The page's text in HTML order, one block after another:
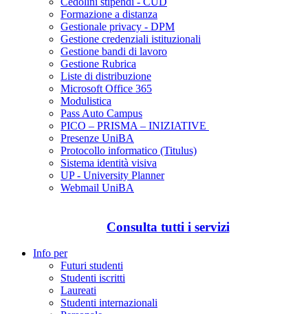
Formazione a distanza
Gestionale privacy - DPM
Gestione credenziali istituzionali
Gestione bandi di lavoro
Gestione Rubrica
Liste di distribuzione
Microsoft Office 365
Modulistica
Pass Auto Campus
PICO – PRISMA – INIZIATIVE
Presenze UniBA
Protocollo informatico (Titulus)
Sistema identità visiva
UP - University Planner
Webmail UniBA
Consulta tutti i servizi
Info per
Futuri studenti
Studenti iscritti
Laureati
Studenti internazionali